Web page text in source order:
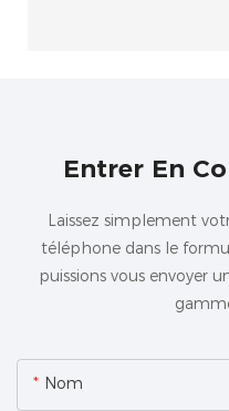
Entrer En
Laissez simplement
téléphone dans le
puissions vous envoyer
Nom